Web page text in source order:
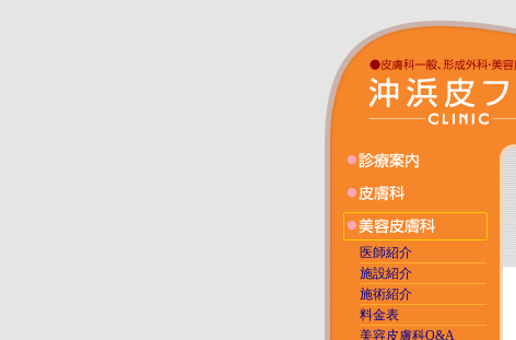
医師紹介
施設紹介
施術紹介
料金表
美容皮膚科Q&A